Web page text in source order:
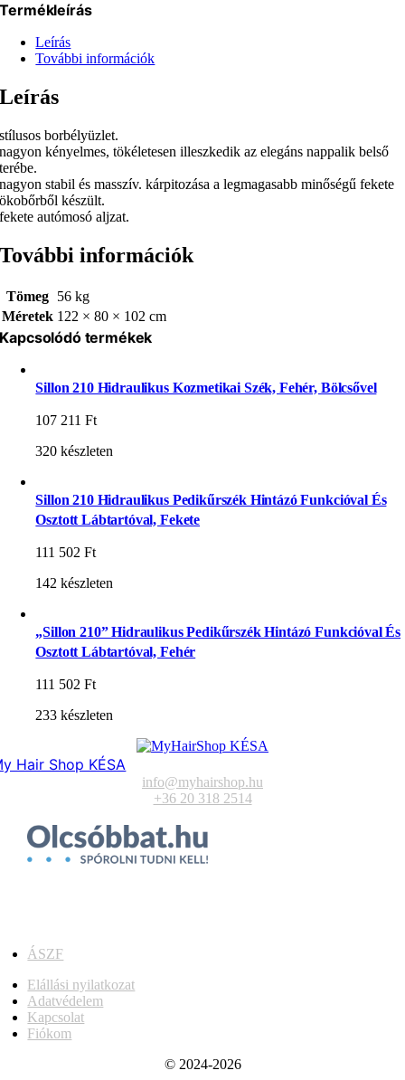
Termékleírás
Leírás
További információk
Leírás
stílusos borbélyüzlet.
nagyon kényelmes, tökéletesen illeszkedik az elegáns nappalik belső
terébe.
nagyon stabil és masszív. kárpitozása a legmagasabb minőségű fekete
ökobőrből készült.
fekete autómosó aljzat.
További információk
Tömeg 56 kg
Méretek 122 × 80 × 102 cm
Kapcsolódó termékek
Sillon 210 Hidraulikus Kozmetikai Szék, Fehér, Bölcsővel
107 211Ft
320 készleten
Sillon 210 Hidraulikus Pedikűrszék Hintázó Funkcióval És
Osztott Lábtartóval, Fekete
111 502Ft
142 készleten
„Sillon 210” Hidraulikus Pedikűrszék Hintázó Funkcióval És
Osztott Lábtartóval, Fehér
111 502Ft
233 készleten
Hair Shop KÉSA
info@myhairshop.hu
+36 20 318 2514
ÁSZF
Elállási nyilatkozat
Adatvédelem
Kapcsolat
Fiókom
© 2024-2026